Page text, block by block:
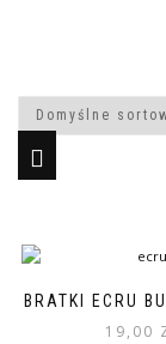
BRATKI ECRU
19,00